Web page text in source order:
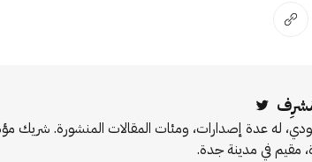
الإيميل
انسخ الرابط
له عدة إصدارات، ومئات المقالات المنشورة.
مقيم في مدينة جدة.